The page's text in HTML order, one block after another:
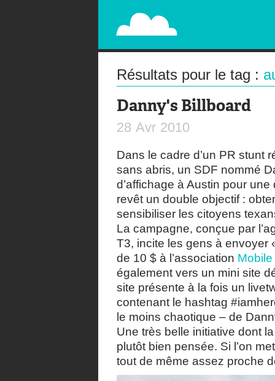
PAPERPLANE
STREET, AMBIENT, GUÉRILLA MARKETING
Résultats pour le tag :
Danny's Billboard
28 Avr 2010
Dans le cadre d’un PR stunt
sans abris, un SDF nommé
d’affichage à Austin pour
revêt un double objectif :
sensibiliser les citoyens
La campagne, conçue par
T3, incite les gens à envoyer
de 10 $ à l’association
également vers un mini site
site présente à la fois un
contenant le hashtag
le moins chaotique – de
Une très belle initiative dont
plutôt bien pensée. Si l’on
tout de même assez proche